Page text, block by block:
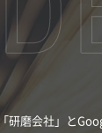
研磨会社」と